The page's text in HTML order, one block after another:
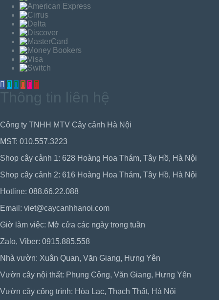
Thông tin liên hệ
Công ty TNHH MTV Cây cảnh Hà Nội
MST: 010.557.3223
Shop cây cảnh 1: 628 Hoàng Hoa Thám, Tây Hồ, Hà Nội
Shop cây cảnh 2: 616 Hoàng Hoa Thám, Tây Hồ, Hà Nội
Hotline: 088.66.22.088
Email: viet@caycanhhanoi.com
Giờ làm việc: Mở cửa các ngày trong tuần
Zalo, Viber: 0915.885.558
Nhà vườn: Xuân Quan, Văn Giang, Hưng Yên
Vườn cây nội thất: Phụng Công, Văn Giang, Hưng Yên
Vườn cây công trình: Hòa Lạc, Thạch Thất, Hà Nội